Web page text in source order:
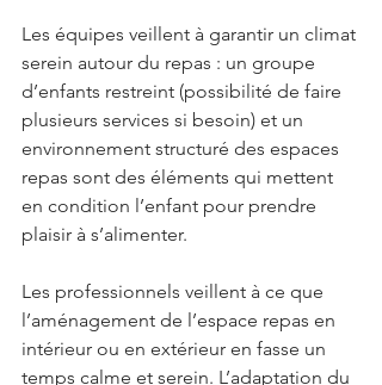
Les équipes veillent à garantir un climat
serein autour du repas : un groupe
d’enfants restreint (possibilité de faire
plusieurs services si besoin) et un
environnement structuré des espaces
repas sont des éléments qui mettent
en condition l’enfant pour prendre
plaisir à s’alimenter.
Les professionnels veillent à ce que
l’aménagement de l’espace repas en
intérieur ou en extérieur en fasse un
temps calme et serein. L’adaptation du